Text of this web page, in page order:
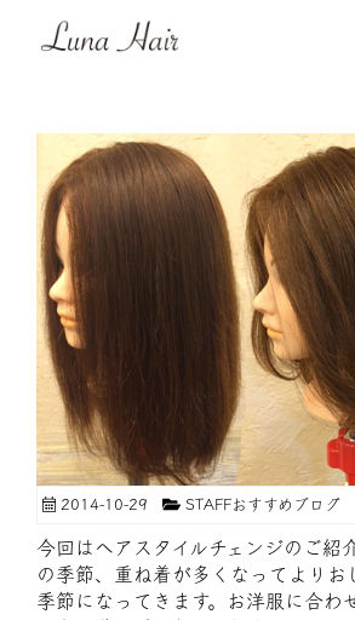
2014-10-29 STAFFおすすめブログ
今回はヘアスタイルチェンジのご紹
の季節、重ね着が多くなってよりお
季節になってきます。お洋服に合わ